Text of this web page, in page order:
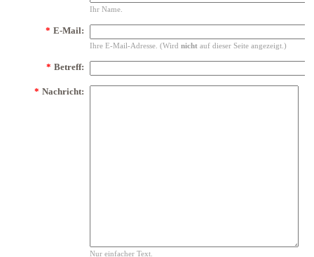
Ihr Name.
* E-Mail:
Ihre E-Mail-Adresse. (Wird nicht auf dieser Seite angezeigt.)
* Betreff:
* Nachricht:
Nur einfacher Text.